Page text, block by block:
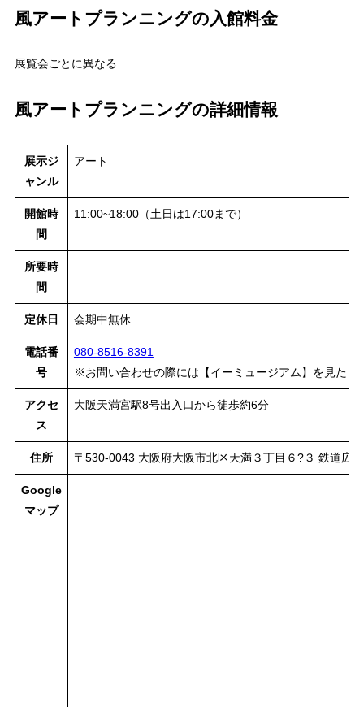
風アートプランニングの入館料金
展覧会ごとに異なる
風アートプランニングの詳細情報
展示ジ
ャンル
アート
開館時
間
11:00~18:00（土日は17:00まで）
所要時
間
定休日 会期中無休
電話番
号
080-8516-8391
※お問い合わせの際には【イーミュージアム】を見たと
アクセ
ス
大阪天満宮駅8号出入口から徒歩約6分
住所 〒530-0043 大阪府大阪市北区天満３丁目６?３ 鉄道広
Google
マップ